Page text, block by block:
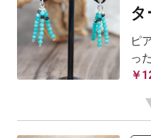
タ
ピ
っ
￥